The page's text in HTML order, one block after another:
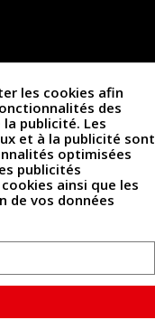
les cookies afin
des
publicité. Les
et à la publicité sont
optimisées
publicités
ainsi que les
de vos données